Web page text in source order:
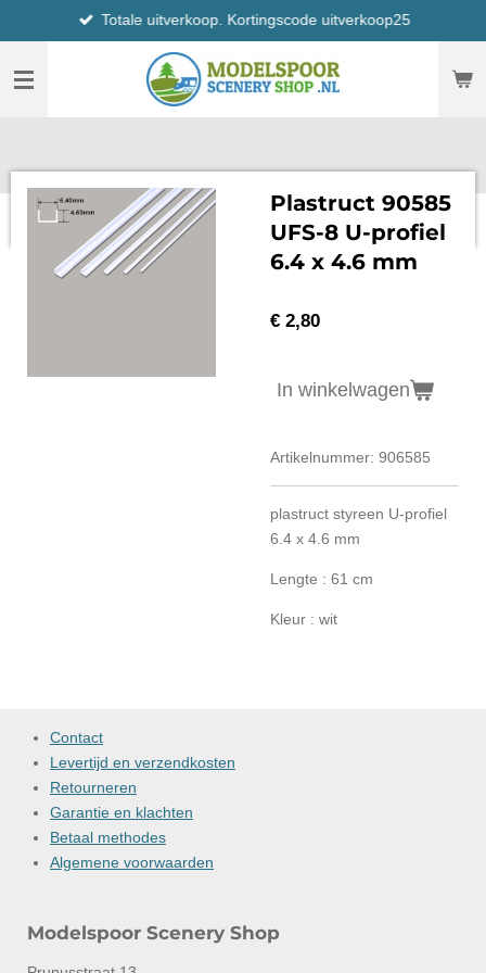
direct
naar
hoofdinhoud
Totale uitverkoop. Kortingscode uitverkoop25
Plastruct 90585
UFS-8 U-profiel
6.4 x 4.6 mm
€ 2,80
In winkelwagen
Artikelnummer: 906585
plastruct styreen U-profiel
6.4 x 4.6 mm
Lengte : 61 cm
Kleur : wit
Contact
Levertijd en verzendkosten
Retourneren
Garantie en klachten
Betaal methodes
Algemene voorwaarden
Modelspoor Scenery Shop